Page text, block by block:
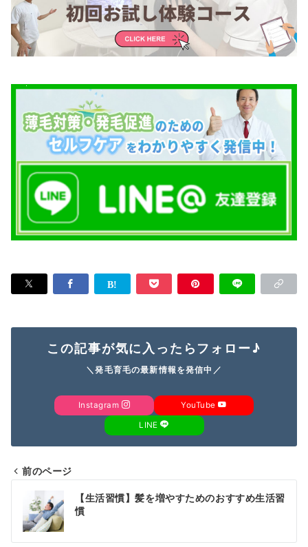
この記事が気に入ったらフォロー♪
＼発毛育毛の最新情報を発信中／
Instagram YouTube
LINE
ナ
前のページ
【生活習慣】髪を増やすためのおすすめ生活習
慣